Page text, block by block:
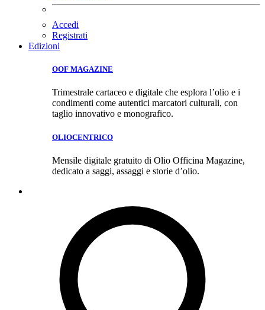
Accedi
Registrati
Edizioni
OOF MAGAZINE
Trimestrale cartaceo e digitale che esplora l’olio e i
condimenti come autentici marcatori culturali, con
taglio innovativo e monografico.
OLIOCENTRICO
Mensile digitale gratuito di Olio Officina Magazine,
dedicato a saggi, assaggi e storie d’olio.